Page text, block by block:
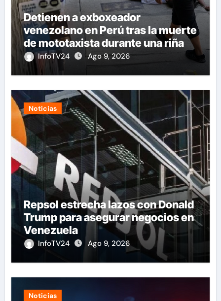
Detienen a exboxeador
venezolano en Perú tras la muerte
de mototaxista durante una riña
InfoTV24 Ago 9, 2026
Noticias
Repsol estrecha lazos con Donald
Trump para asegurar negocios en
Venezuela
InfoTV24 Ago 9, 2026
Noticias